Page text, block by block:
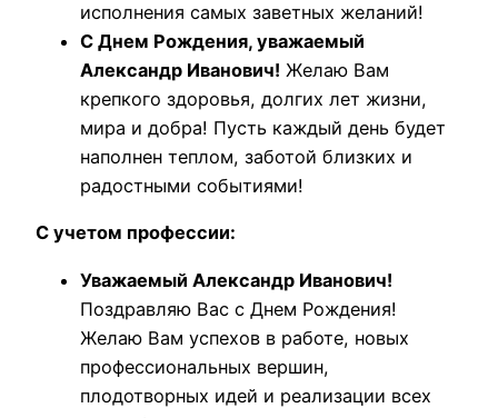
исполнения самых заветных желаний!
С Днем Рождения, уважаемый
Александр Иванович! Желаю Вам
крепкого здоровья, долгих лет жизни,
мира и добра! Пусть каждый день будет
наполнен теплом, заботой близких и
радостными событиями!
С учетом профессии:
Уважаемый Александр Иванович!
Поздравляю Вас с Днем Рождения!
Желаю Вам успехов в работе, новых
профессиональных вершин,
плодотворных идей и реализации всех